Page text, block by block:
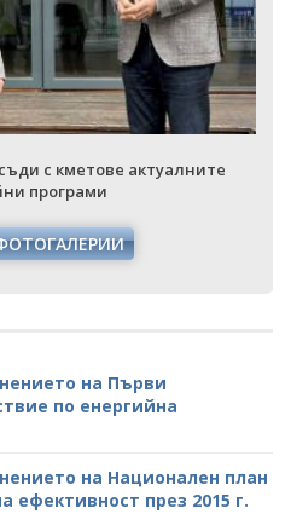
с кметове актуалните
програми
на Първи
по енергийна
на Национален план
ефективност през 2015 г.